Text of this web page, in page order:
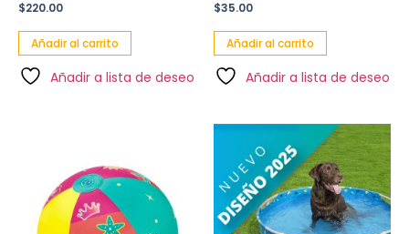
$220.00
Añadir al carrito
Añadir a lista de deseo
$35.00
Añadir al carrito
Añadir a lista de deseo